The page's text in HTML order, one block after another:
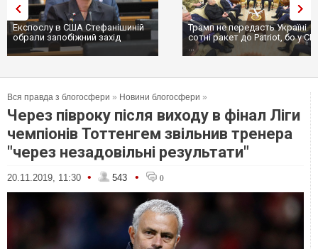
Експослу в США Стефанішиній
обрали запобіжний захід
Трамп не передасть Україні
сотні ракет до Patriot, бо у
...
Вся правда з блогосфери » Новини блогосфери »
Через півроку після виходу в фінал Ліги
чемпіонів Тоттенгем звільнив тренера
"через незадовільні результати"
20.11.2019, 11:30 • 543 • 0